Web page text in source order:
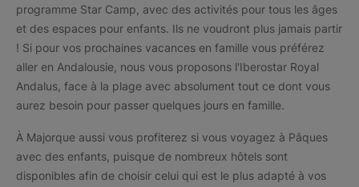
programme Star Camp, avec des activités pour tous les âges
et des espaces pour enfants. Ils ne voudront plus jamais partir
! Si pour vos prochaines vacances en famille vous préférez
aller en Andalousie, nous vous proposons l'Iberostar Royal
Andalus, face à la plage avec absolument tout ce dont vous
aurez besoin pour passer quelques jours en famille.
À Majorque aussi vous profiterez si vous voyagez à Pâques
avec des enfants, puisque de nombreux hôtels sont
disponibles afin de choisir celui qui est le plus adapté à vos